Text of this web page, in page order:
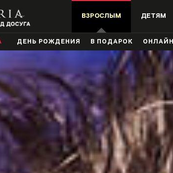
ВЗРОСЛЫМ ДЕТЯМ
ДЕНЬ РОЖДЕНИЯ В ПОДАРОК ОНЛАЙН